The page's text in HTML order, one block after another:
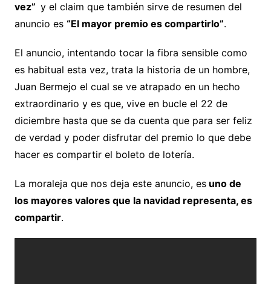
vez” y el claim que también sirve de resumen del
anuncio es “El mayor premio es compartirlo”.
El anuncio, intentando tocar la fibra sensible como
es habitual esta vez, trata la historia de un hombre,
Juan Bermejo el cual se ve atrapado en un hecho
extraordinario y es que, vive en bucle el 22 de
diciembre hasta que se da cuenta que para ser feliz
de verdad y poder disfrutar del premio lo que debe
hacer es compartir el boleto de lotería.
La moraleja que nos deja este anuncio, esuno de
los mayores valores que la navidad representa, es
compartir.